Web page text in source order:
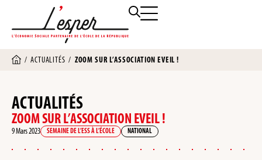
/ACTUALITÉS / ZOOM SUR L’ASSOCIATION EVEIL !
ACTUALITÉS
ZOOM SUR L’ASSOCIATION EVEIL !
9 Mars 2023 SEMAINE DE L’ESS À L’ÉCOLE NATIONAL